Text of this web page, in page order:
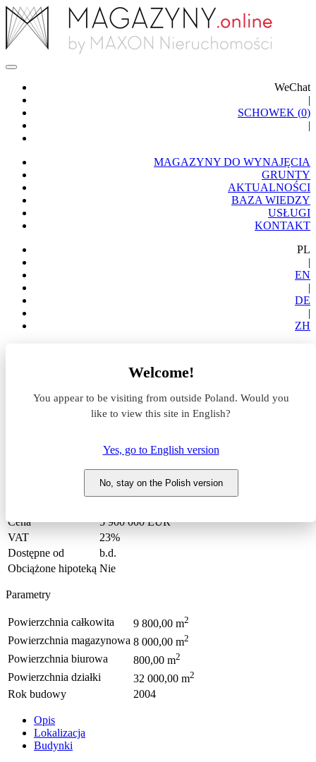
WeChat
|
SCHOWEK (0)
|
MAGAZYNY DO WYNAJĘCIA
GRUNTY
AKTUALNOŚCI
BAZA WIEDZY
USŁUGI
KONTAKT
PL
|
EN
|
DE
|
ZH
Welcome!
You appear to be visiting from outside Poland. Would you
like to view this site in English?
Yes, go to English version
No, stay on the Polish version
Hala + malarnia proszkowa -
Cena do negocjacji!
Warunki handlowe
Cena
5 900 000 EUR
VAT
23%
Dostępne od
b.d.
Obciążone hipoteką Nie
Parametry
Powierzchnia całkowita 9 800,00 m2
Powierzchnia magazynowa 8 000,00 m2
Powierzchnia biurowa 800,00 m2
Powierzchnia działki 32 000,00 m2
Rok budowy 2004
Opis
Lokalizacja
Budynki